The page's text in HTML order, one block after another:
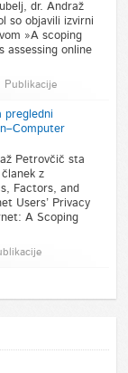
dr. Andraž
so objavili izvirni
»A scoping
assessing online
Publikacije
pregledni
Petrovčič sta
z
Factors, and
Users’ Privacy
A Scoping